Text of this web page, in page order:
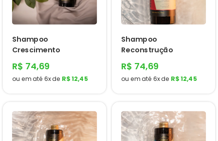
Shampoo
Crescimento
R$ 74,69
ou em até6xde R$ 12,45
Shampoo
Reconstrução
R$ 74,69
ou em até6xde R$ 12,45